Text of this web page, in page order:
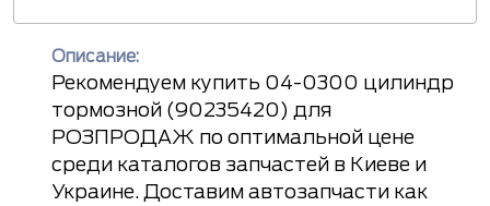
Описание:
Рекомендуем купить 04-0300 цилиндр
тормозной (90235420) для
РОЗПРОДАЖ по оптимальной цене
среди каталогов запчастей в Киеве и
Украине. Доставим автозапчасти как